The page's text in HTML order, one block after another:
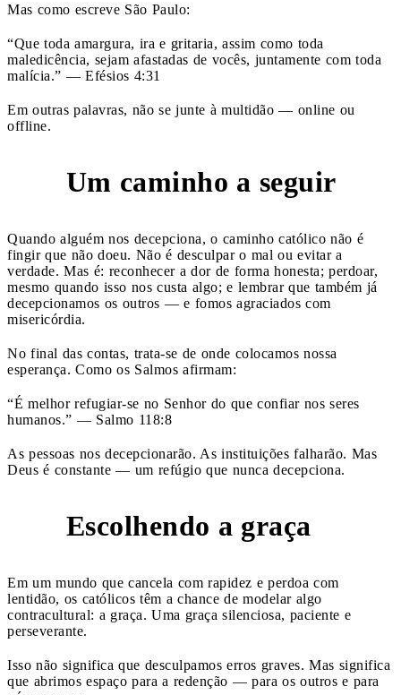
Mas como escreve São Paulo:
“Que toda amargura, ira e gritaria, assim como toda
maledicência, sejam afastadas de vocês, juntamente com toda
malícia.” — Efésios 4:31
Em outras palavras, não se junte à multidão — online ou
offline.
Um caminho a seguir
Quando alguém nos decepciona, o caminho católico não é
fingir que não doeu. Não é desculpar o mal ou evitar a
verdade. Mas é: reconhecer a dor de forma honesta; perdoar,
mesmo quando isso nos custa algo; e lembrar que também já
decepcionamos os outros — e fomos agraciados com
misericórdia.
No final das contas, trata-se de onde colocamos nossa
esperança. Como os Salmos afirmam:
“É melhor refugiar-se no Senhor do que confiar nos seres
humanos.” — Salmo 118:8
As pessoas nos decepcionarão. As instituições falharão. Mas
Deus é constante — um refúgio que nunca decepciona.
Escolhendo a graça
Em um mundo que cancela com rapidez e perdoa com
lentidão, os católicos têm a chance de modelar algo
contracultural: a graça. Uma graça silenciosa, paciente e
perseverante.
Isso não significa que desculpamos erros graves. Mas significa
que abrimos espaço para a redenção — para os outros e para